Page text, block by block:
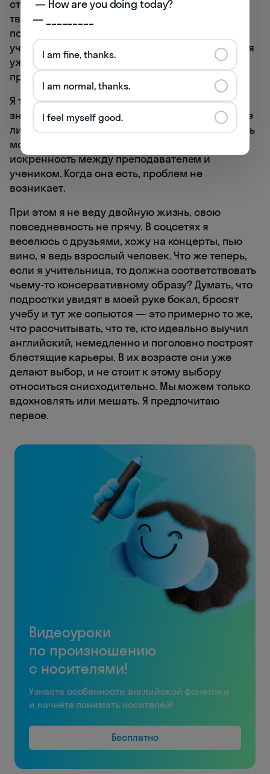
стоит. Но у меня есть довольно популярный
твиттер — несколько десятков тысяч
подписчиков. Он, конечно, совсем не
учительский, а дерзкий и забавный, и вот там я
уже стараюсь разграничивать свою
преподавательскую жизнь и шутки.
Я также знаю, что старшеклассники 16-18 лет
знают о моем микроблоге. Но они уважают мое
личное пространство и не обсуждают эту часть
моей жизни вслух. Залог этого уважения —
искренность между преподавателем и
учеником. Когда она есть, проблем не
возникает.
При этом я не веду двойную жизнь, свою
повседневность не прячу. В соцсетях я
веселюсь с друзьями, хожу на концерты, пью
вино, я ведь взрослый человек. Что же теперь,
если я учительница, то должна соответствовать
чьему-то консервативному образу? Думать, что
подростки увидят в моей руке бокал, бросят
учебу и тут же сопьются — это примерно то же,
что рассчитывать, что те, кто идеально выучил
английский, немедленно и поголовно построят
блестящие карьеры. В их возрасте они уже
делают выбор, и не стоит к этому выбору
относиться снисходительно. Мы можем только
вдохновлять или мешать. Я предпочитаю
первое.
Видеоуроки
по произношению
с носителями!
Узнаете особенности английской фонетики
и начнёте понимать носителей!
Бесплатно
— _________
I am fine, thanks.
I am normal, thanks.
I feel myself good.